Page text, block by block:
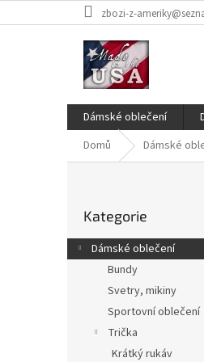
na
zbozi-z-
Dámské oblečení
Domů
Dámské
r
a
kategorie
Kategorie
Dámské oblečení
Bundy
Svetry, mikiny
Sportovní oblečení
Trička
Krátký rukáv